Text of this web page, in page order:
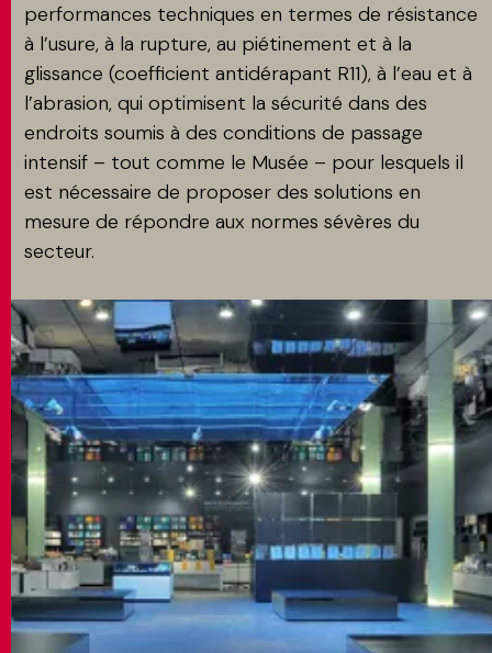
performances techniques en termes de résistance
à l’usure, à la rupture, au piétinement et à la
glissance (coefficient antidérapant R11), à l’eau et à
l’abrasion, qui optimisent la sécurité dans des
endroits soumis à des conditions de passage
intensif – tout comme le Musée – pour lesquels il
est nécessaire de proposer des solutions en
mesure de répondre aux normes sévères du
secteur.